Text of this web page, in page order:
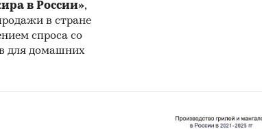
в России»,
в стране
спроса со
для домашних